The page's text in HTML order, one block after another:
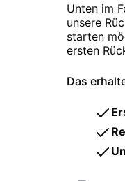
Unten im
unsere
starten
ersten
Das